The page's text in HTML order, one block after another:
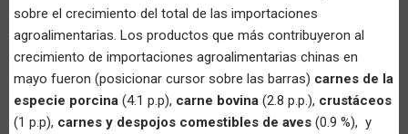
sobre el crecimiento del total de las importaciones
agroalimentarias. Los productos que más contribuyeron al
crecimiento de importaciones agroalimentarias chinas en
mayo fueron (posicionar cursor sobre las barras) carnes de la
especie porcina (4.1 p.p), carne bovina (2.8 p.p.), crustáceos
(1 p.p), carnes y despojos comestibles de aves (0.9 %), y